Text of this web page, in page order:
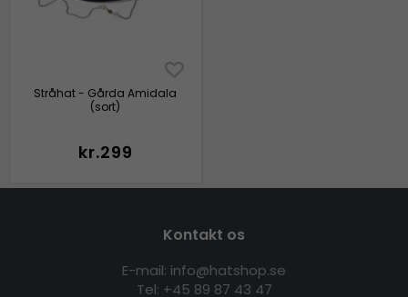
Stråhat - Gårda Amidala
(sort)
kr.299
Kontakt os
E-mail: info@hatshop.se
Tel: +45 89 87 43 47